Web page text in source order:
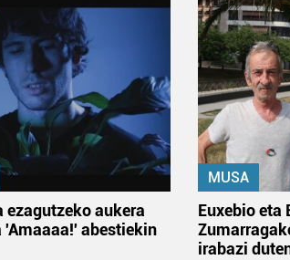
ezagutzeko aukera
'Amaaaa!' abestiekin
MUSA
Euxebio eta
irabazi